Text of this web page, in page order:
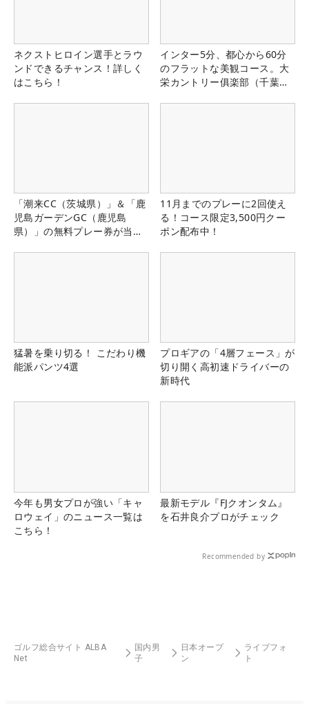
ネクストヒロイン選手とラウ
ンドできるチャンス！詳しく
はこちら！
インター5分、都心から60分
のフラットな美観コース。大
栄カントリー俱楽部（千葉
「潮来CC（茨城県）」＆「鹿
児島ガーデンGC（鹿児島
県）」の無料プレー券が当た
11月までのプレーに2回使え
る！コース限定3,500円クー
ポン配布中！
猛暑を乗り切る！ こだわり機
能派パンツ4選
プロギアの「4層フェース」が
切り開く高初速ドライバーの
新時代
今年も男女プロが強い「キャ
ロウェイ」のニュース一覧は
こちら！
最新モデル『FJクオンタム』
を石井良介プロがチェック
Recommended by
ゴルフ総合サイト ALBA
Net
国内男
子
日本オープ
ン
ライブフォ
ト